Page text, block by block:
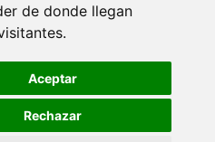
de donde llegan
Aceptar
Rechazar
preferences